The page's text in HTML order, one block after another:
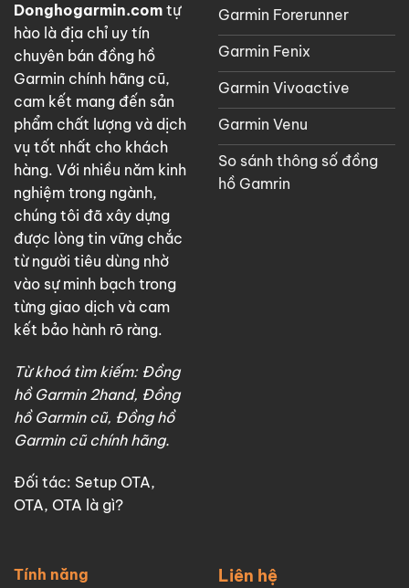
Donghogarmin.com tự
hào là địa chỉ uy tín
chuyên bán đồng hồ
Garmin chính hãng cũ,
cam kết mang đến sản
phẩm chất lượng và dịch
vụ tốt nhất cho khách
hàng. Với nhiều năm kinh
nghiệm trong ngành,
chúng tôi đã xây dựng
được lòng tin vững chắc
từ người tiêu dùng nhờ
vào sự minh bạch trong
từng giao dịch và cam
kết bảo hành rõ ràng.
Từ khoá tìm kiếm: Đồng
hồ Garmin 2hand, Đồng
hồ Garmin cũ, Đồng hồ
Garmin cũ chính hãng.
Đối tác: Setup OTA,
OTA, OTA là gì?
Garmin Forerunner
Garmin Fenix
Garmin Vivoactive
Garmin Venu
So sánh thông số đồng
hồ Gamrin
Tính năng Liên hệ